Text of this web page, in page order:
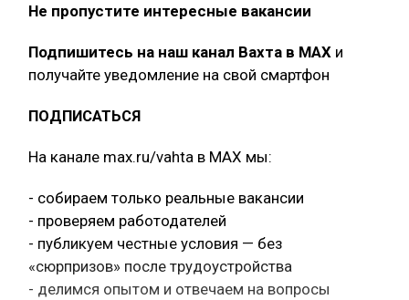
Не пропустите интересные вакансии
Подпишитесь на наш канал Вахта в МАХ и
получайте уведомление на свой смартфон
ПОДПИСАТЬСЯ
На канале max.ru/vahta в MAX мы:
- собираем только реальные вакансии
- проверяем работодателей
- публикуем честные условия — без
«сюрпризов» после трудоустройства
- делимся опытом и отвечаем на вопросы